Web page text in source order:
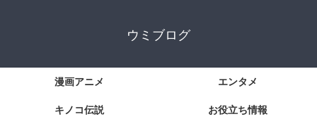
ウミブログ
漫画アニメ エンタメ
キノコ伝説 お役立ち情報